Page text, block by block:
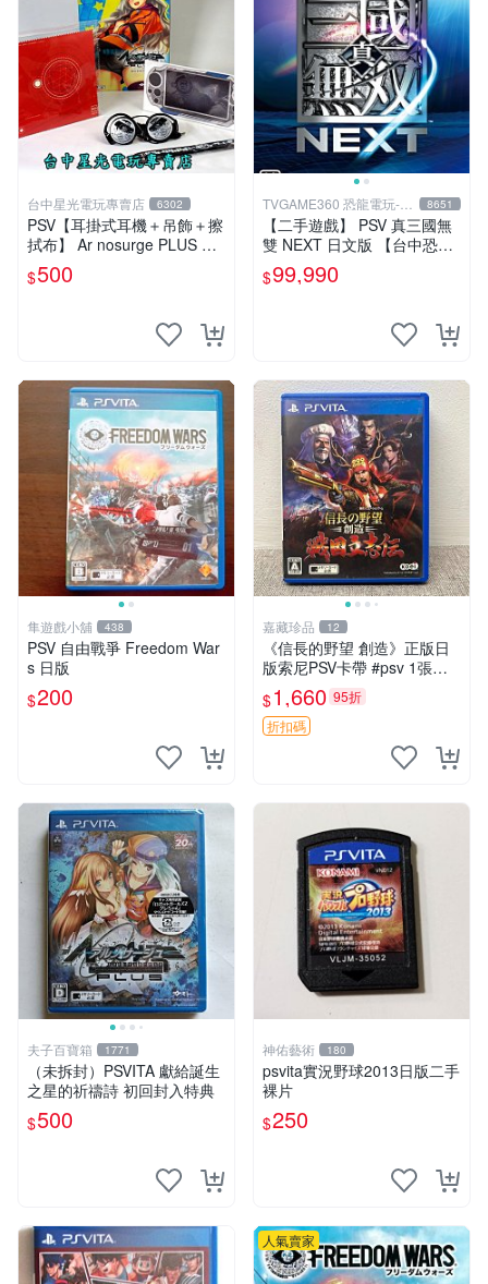
台中星光電玩專賣店 6302
PSV【耳掛式耳機＋吊飾＋擦
拭布】 Ar nosurge PLUS 獻
給誕生之星的祈禱詩 【限定
特典升級包】台中星光電玩
$500
TVGAME360 恐龍電玩-台
中店
8651
【二手遊戲】 PSV 真三國無
雙 NEXT 日文版 【台中恐龍
電玩】
$99,990
隼遊戲小舖 438
PSV 自由戰爭 Freedom War
s 日版
$200
嘉藏珍品 12
《信長的野望 創造》正版日
版索尼PSV卡帶 #psv 1張，
同時購第二張起可減張， 成
色如圖，原相機拍攝，一卡一
拍，因相機，光線環境等因
$1,660 95折
折扣碼
夫子百寶箱 1771
（未拆封）PSVITA 獻給誕生
之星的祈禱詩 初回封入特典
$500
神佑藝術 180
psvita實況野球2013日版二手
裸片
$250
人氣賣家